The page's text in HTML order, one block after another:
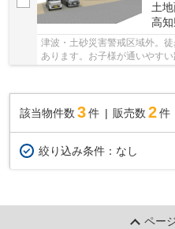
土
高知
津波・土砂災害警戒区域外。
あります。お子様が通いやすい
該当物件数 3件 販売数 2 件
絞り込み条件： なし
ペー